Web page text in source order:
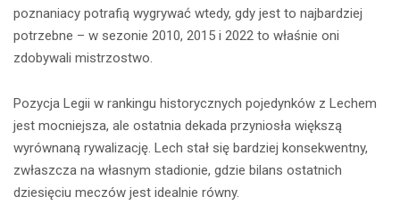
poznaniacy potrafią wygrywać wtedy, gdy jest to najbardziej
potrzebne – w sezonie 2010, 2015 i 2022 to właśnie oni
zdobywali mistrzostwo.
Pozycja Legii w rankingu historycznych pojedynków z Lechem
jest mocniejsza, ale ostatnia dekada przyniosła większą
wyrównaną rywalizację. Lech stał się bardziej konsekwentny,
zwłaszcza na własnym stadionie, gdzie bilans ostatnich
dziesięciu meczów jest idealnie równy.